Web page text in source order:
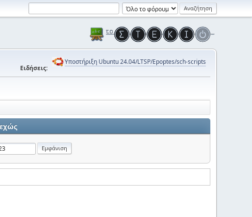
Ειδήσεις:
Υποστήριξη Ubuntu 24.04/LTSP/Epoptes/sch-scripts